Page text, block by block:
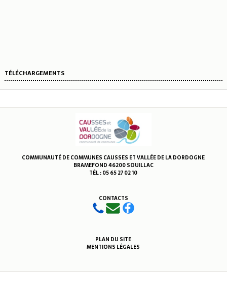
TÉLÉCHARGEMENTS
COMMUNAUTÉ DE COMMUNES CAUSSES ET VALLÉE DE LA DORDOGNE
BRAMEFOND 46200 SOUILLAC
TÉL : 05 65 27 02 10
CONTACTS
PLAN DU SITE
MENTIONS LÉGALES